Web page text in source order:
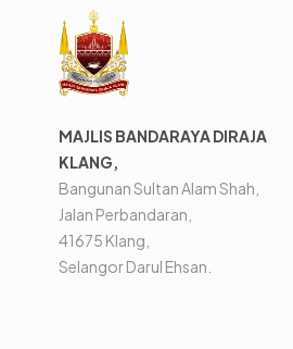
MAJLIS BANDARAYA DIRAJA
KLANG,
Bangunan Sultan Alam Shah,
Jalan Perbandaran,
41675 Klang,
Selangor Darul Ehsan.